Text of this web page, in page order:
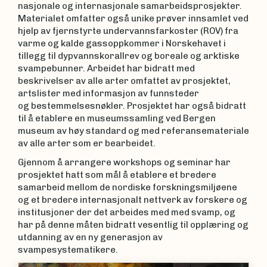
nasjonale og internasjonale samarbeidsprosjekter.
Materialet omfatter også unike prøver innsamlet ved
hjelp av fjernstyrte undervannsfarkoster (ROV) fra
varme og kalde gassoppkommer i Norskehavet i
tillegg til dypvannskorallrev og boreale og arktiske
svampebunner. Arbeidet har bidratt med
beskrivelser av alle arter omfattet av prosjektet,
artslister med informasjon av funnsteder
og bestemmelsesnøkler. Prosjektet har også bidratt
til å etablere en museumssamling ved Bergen
museum av høy standard og med referansemateriale
av alle arter som er bearbeidet.
Gjennom å arrangere workshops og seminar har
prosjektet hatt som mål å etablere et bredere
samarbeid mellom de nordiske forskningsmiljøene
og et bredere internasjonalt nettverk av forskere og
institusjoner der det arbeides med med svamp, og
har på denne måten bidratt vesentlig til opplæring og
utdanning av en ny generasjon av
svampesystematikere.